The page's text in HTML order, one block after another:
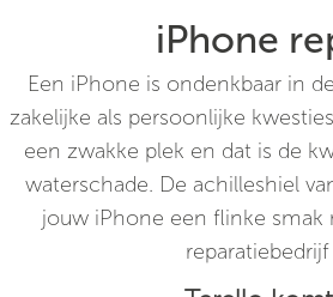
iPhone
Een iPhone is ondenkbaar in
zakelijke als persoonlijke
een zwakke plek en dat is de
waterschade. De achilleshiel
jouw iPhone een flinke